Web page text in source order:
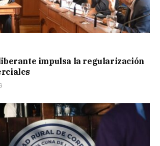
impulsa la regularización